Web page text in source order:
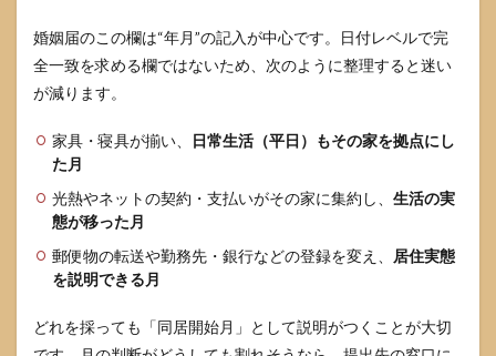
（最
重
要）
9.2
他の
基本
チェ
ック
（見
落と
しが
ちな
所）
婚姻届のこの欄は“年月”の記入が中心です。日付レベルで完
全一致を求める欄ではないため、次のように整理すると迷い
が減ります。
家具・寝具が揃い、
日常生活（平日）もその家を拠点にし
た月
光熱やネットの契約・支払いがその家に集約し、 生活の実
態が移った月
郵便物の転送や勤務先・銀行などの登録を変え、
居住実態
を説明できる月
どれを採っても「同居開始月」として説明がつくことが大切